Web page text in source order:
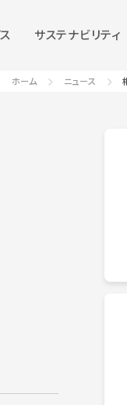
サステナビリティ
ホーム ニュース